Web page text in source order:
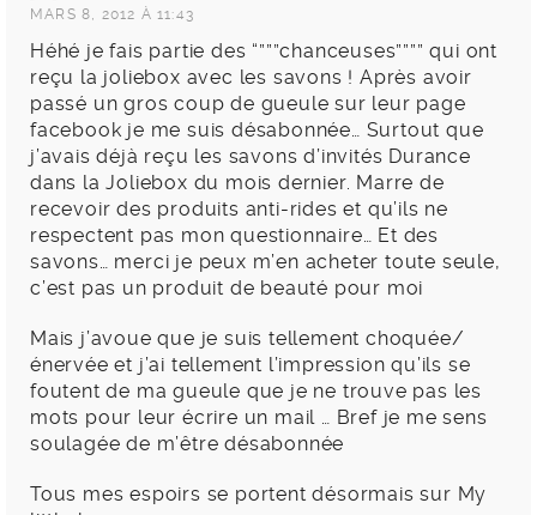
MARS 8, 2012 À 11:43
Héhé je fais partie des “”””chanceuses”””” qui ont
reçu la joliebox avec les savons ! Après avoir
passé un gros coup de gueule sur leur page
facebook je me suis désabonnée… Surtout que
j’avais déjà reçu les savons d’invités Durance
dans la Joliebox du mois dernier. Marre de
recevoir des produits anti-rides et qu’ils ne
respectent pas mon questionnaire… Et des
savons… merci je peux m’en acheter toute seule,
c’est pas un produit de beauté pour moi
Mais j’avoue que je suis tellement choquée/
énervée et j’ai tellement l’impression qu’ils se
foutent de ma gueule que je ne trouve pas les
mots pour leur écrire un mail … Bref je me sens
soulagée de m’être désabonnée
Tous mes espoirs se portent désormais sur My